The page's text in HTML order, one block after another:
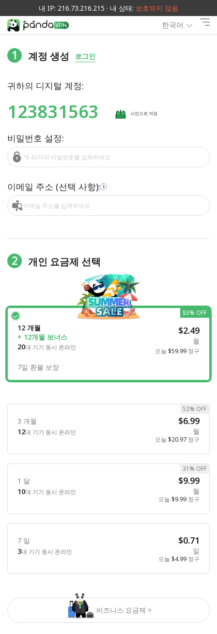
내 IP: 216.73.216.215 · 내 상태: 보호되지 않음
한국어
1 계정 생성 로그인
귀하의 디지털 계정:
123831563 사진으로 저장
비밀번호 설정:
이메일 주소 (선택 사항): i
2 개인 요금제 선택
비즈니스 요금제 >
12 개월
+ 12개월 보너스
20대 기기 동시 온라인
$2.49
월
오늘 $59.99 청구
83% OFF
7일 환불 보장
3 개월
12대 기기 동시 온라인
$6.99
월
오늘 $20.97 청구
52% OFF
1 달
10대 기기 동시 온라인
$9.99
월
오늘 $9.99 청구
31% OFF
7 일
3대 기기 동시 온라인
$0.71
일
오늘 $4.99 청구